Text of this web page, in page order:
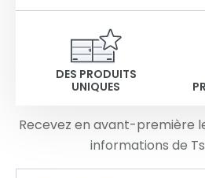
DES PRODUITS
UNIQUES
Recevez en avant-première
informations de